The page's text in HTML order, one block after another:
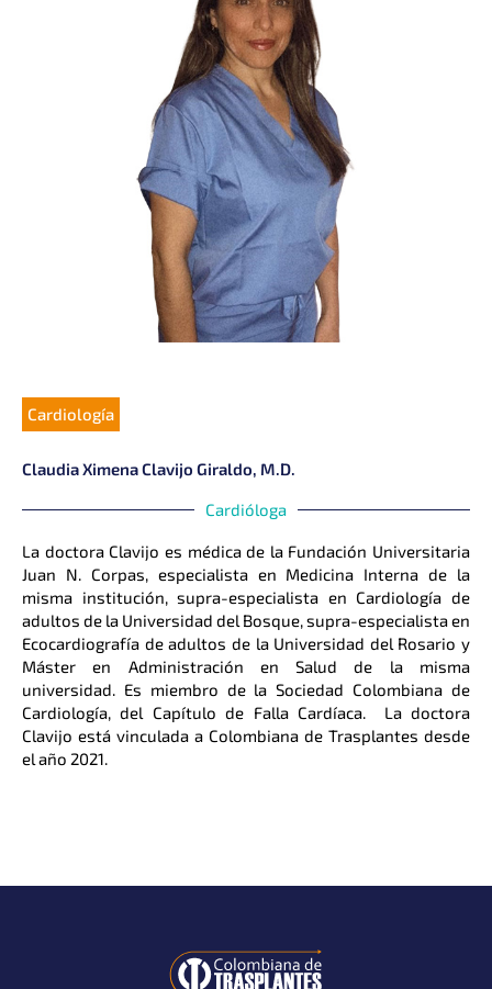
Cardiología
Claudia Ximena Clavijo Giraldo, M.D.
Cardióloga
La doctora Clavijo es médica de la Fundación Universitaria
Juan N. Corpas, especialista en Medicina Interna de la
misma institución, supra-especialista en Cardiología de
adultos de la Universidad del Bosque, supra-especialista en
Ecocardiografía de adultos de la Universidad del Rosario y
Máster en Administración en Salud de la misma
universidad. Es miembro de la Sociedad Colombiana de
Cardiología, del Capítulo de Falla Cardíaca. La doctora
Clavijo está vinculada a Colombiana de Trasplantes desde
el año 2021.